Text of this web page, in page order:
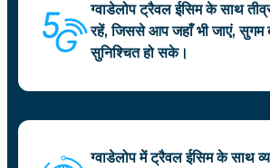
ग्वाडेलोप ट्रैवल ईसिम के साथ
रहें, जिससे आप जहाँ भी जाएं, सुगम
सुनिश्चित हो सके।
ग्वाडेलोप में ट्रैवल ईसिम के साथ